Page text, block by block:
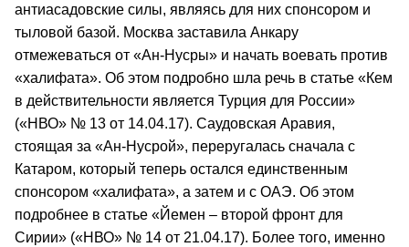
антиасадовские силы, являясь для них спонсором и
тыловой базой. Москва заставила Анкару
отмежеваться от «Ан-Нусры» и начать воевать против
«халифата». Об этом подробно шла речь в статье «Кем
в действительности является Турция для России»
(«НВО» № 13 от 14.04.17). Саудовская Аравия,
стоящая за «Ан-Нусрой», переругалась сначала с
Катаром, который теперь остался единственным
спонсором «халифата», а затем и с ОАЭ. Об этом
подробнее в статье «Йемен – второй фронт для
Сирии» («НВО» № 14 от 21.04.17). Более того, именно